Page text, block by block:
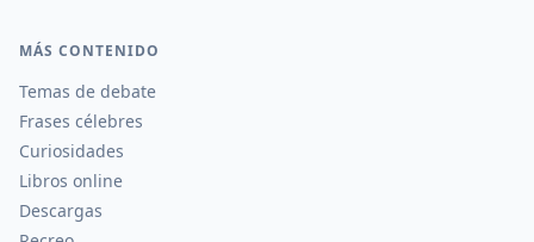
MÁS CONTENIDO
Temas de debate
Frases célebres
Curiosidades
Libros online
Descargas